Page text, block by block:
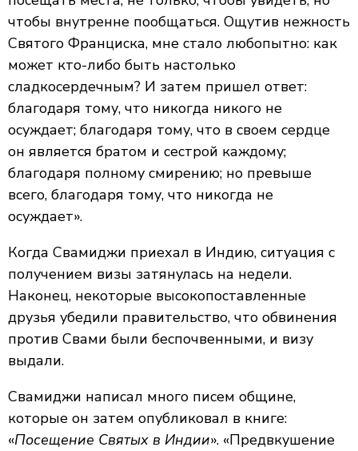
чтобы внутренне пообщаться. Ощутив нежность
Святого Франциска, мне стало любопытно: как
может кто-либо быть настолько
сладкосердечным? И затем пришел ответ:
благодаря тому, что никогда никого не
осуждает; благодаря тому, что в своем сердце
он является братом и сестрой каждому;
благодаря полному смирению; но превыше
всего, благодаря тому, что никогда не
осуждает».
Когда Свамиджи приехал в Индию, ситуация с
получением визы затянулась на недели.
Наконец, некоторые высокопоставленные
друзья убедили правительство, что обвинения
против Свами были беспочвенными, и визу
выдали.
Свамиджи написал много писем общине,
которые он затем опубликовал в книге:
«Посещение Святых в Индии». «Предвкушение